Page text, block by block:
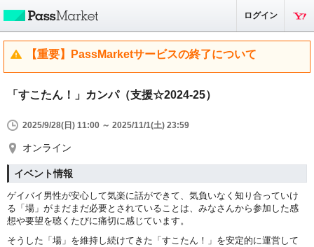
ログイン
【重要】PassMarketサービスの終了について
「すこたん！」カンパ（支援☆2024-25）
2025/9/28(日) 11:00 ～ 2025/11/1(土) 23:59
オンライン
イベント情報
ゲイバイ男性が安心して気楽に話ができて、気負いなく知り合っていけ
る「場」がまだまだ必要とされていることは、みなさんから参加した感
想や要望を聴くたびに痛切に感じています。
そうした「場」を維持し続けてきた「すこたん！」を安定的に運営して